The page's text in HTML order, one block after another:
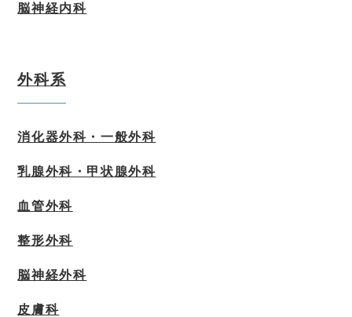
脳神経内科
外科系
消化器外科・一般外科
乳腺外科・甲状腺外科
血管外科
整形外科
脳神経外科
皮膚科